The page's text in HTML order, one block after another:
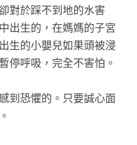
對於踩不到地的水害
出生的，在媽媽的子宮
生的小嬰兒如果頭被浸
停呼吸，完全不害怕。
到恐懼的。只要誠心面